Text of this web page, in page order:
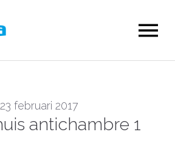
23 februari 2017
antichambre 1